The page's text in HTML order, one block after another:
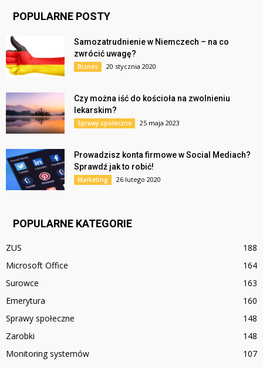
POPULARNE POSTY
Samozatrudnienie w Niemczech – na co
zwrócić uwagę?
Biznes 20 stycznia 2020
Czy można iść do kościoła na zwolnieniu
lekarskim?
Sprawy społeczne 25 maja 2023
Prowadzisz konta firmowe w Social Mediach?
Sprawdź jak to robić!
Marketing 26 lutego 2020
POPULARNE KATEGORIE
ZUS
188
Microsoft Office
164
Surowce
163
Emerytura
160
Sprawy społeczne
148
Zarobki
148
Monitoring systemów
107